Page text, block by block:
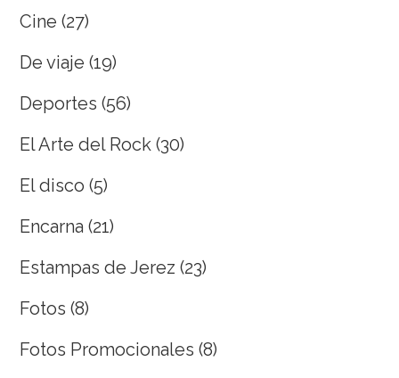
Cine (27)
De viaje (19)
Deportes (56)
El Arte del Rock (30)
El disco (5)
Encarna (21)
Estampas de Jerez (23)
Fotos (8)
Fotos Promocionales (8)